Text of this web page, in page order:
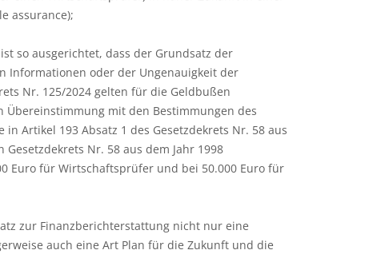
assurance);
so ausgerichtet, dass der Grundsatz der
Informationen oder der Ungenauigkeit der
Nr. 125/2024 gelten für die Geldbußen
mit den Bestimmungen des
Artikel 193 Absatz 1 des Gesetzdekrets Nr. 58 aus
Nr. 58 aus dem Jahr 1998
Euro für Wirtschaftsprüfer und bei 50.000 Euro für
zur Finanzberichterstattung nicht nur eine
auch eine Art Plan für die Zukunft und die